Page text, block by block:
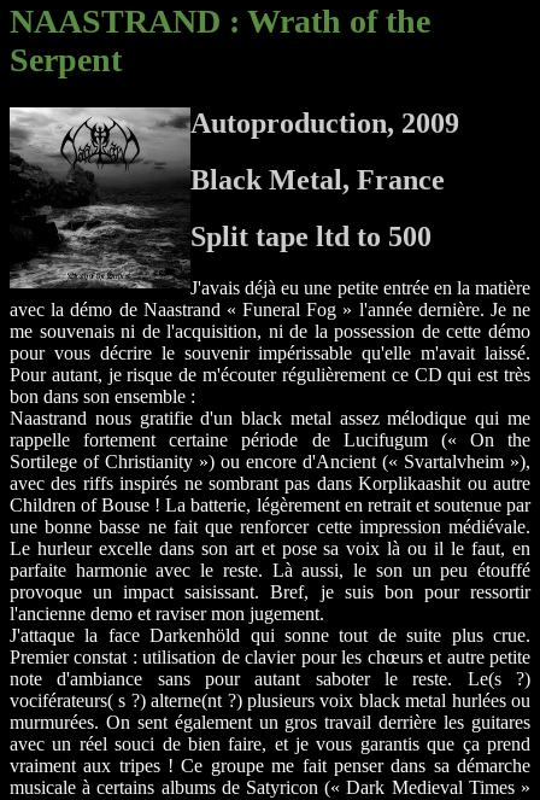
NAASTRAND : Wrath of the
Serpent
Autoproduction, 2009
Black Metal, France
Split tape ltd to 500
J'avais déjà eu une petite entrée en la matière
avec la démo de Naastrand « Funeral Fog » l'année dernière. Je ne
me souvenais ni de l'acquisition, ni de la possession de cette démo
pour vous décrire le souvenir impérissable qu'elle m'avait laissé.
Pour autant, je risque de m'écouter régulièrement ce CD qui est très
bon dans son ensemble :
Naastrand nous gratifie d'un black metal assez mélodique qui me
rappelle fortement certaine période de Lucifugum (« On the
Sortilege of Christianity ») ou encore d'Ancient (« Svartalvheim »),
avec des riffs inspirés ne sombrant pas dans Korplikaashit ou autre
Children of Bouse ! La batterie, légèrement en retrait et soutenue par
une bonne basse ne fait que renforcer cette impression médiévale.
Le hurleur excelle dans son art et pose sa voix là ou il le faut, en
parfaite harmonie avec le reste. Là aussi, le son un peu étouffé
provoque un impact saisissant. Bref, je suis bon pour ressortir
l'ancienne demo et raviser mon jugement.
J'attaque la face Darkenhöld qui sonne tout de suite plus crue.
Premier constat : utilisation de clavier pour les chœurs et autre petite
note d'ambiance sans pour autant saboter le reste. Le(s ?)
vociférateurs( s ?) alterne(nt ?) plusieurs voix black metal hurlées ou
murmurées. On sent également un gros travail derrière les guitares
avec un réel souci de bien faire, et je vous garantis que ça prend
vraiment aux tripes ! Ce groupe me fait penser dans sa démarche
musicale à certains albums de Satyricon (« Dark Medieval Times »